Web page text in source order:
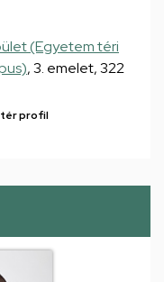
(Egyetem téri
, 3. emelet, 322
profil